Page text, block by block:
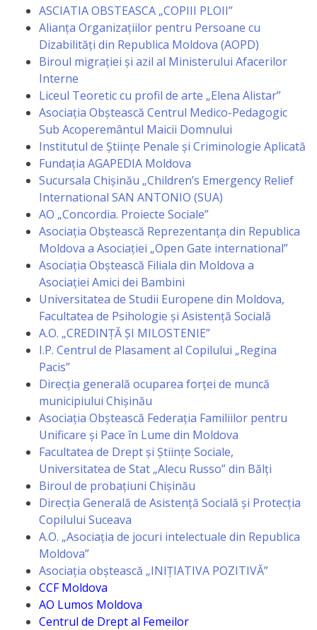
audienței
Managementul
instituției
Planuri
de
activitate
Parteneriate
Proiecte
Rapoarte
de
activitate
Transparență
Achiziții
publice
Invitații
de
participare
Planuri
de
achiziții
ASCIATIA OBSTEASCA „COPIII PLOII”
Alianța Organizațiilor pentru Persoane cu
Dizabilități din Republica Moldova (AOPD)
Biroul migrației și azil al Ministerului Afacerilor
Interne
Liceul Teoretic cu profil de arte „Elena Alistar”
Asociația Obștească Centrul Medico-Pedagogic
Sub Acoperemântul Maicii Domnului
Institutul de Științe Penale și Criminologie Aplicată
Fundația AGAPEDIA Moldova
Sucursala Chișinău „Children’s Emergency Relief
International SAN ANTONIO (SUA)
AO „Concordia. Proiecte Sociale”
Asociația Obștească Reprezentanța din Republica
Moldova a Asociației „Open Gate international”
Asociația Obștească Filiala din Moldova a
Asociației Amici dei Bambini
Universitatea de Studii Europene din Moldova,
Facultatea de Psihologie și Asistență Socială
A.O. „CREDINȚĂ ȘI MILOSTENIE”
I.P. Centrul de Plasament al Copilului „Regina
Pacis”
Direcția generală ocuparea forței de muncă
municipiului Chișinău
Asociația Obștească Federația Familiilor pentru
Unificare și Pace în Lume din Moldova
Facultatea de Drept și Științe Sociale,
Universitatea de Stat „Alecu Russo” din Bălți
Biroul de probațiuni Chișinău
Direcția Generală de Asistență Socială și Protecția
Copilului Suceava
A.O. „Asociația de jocuri intelectuale din Republica
Moldova”
Asociația obștească „INIȚIATIVA POZITIVĂ”
CCF Moldova
AO Lumos Moldova
Centrul de Drept al Femeilor